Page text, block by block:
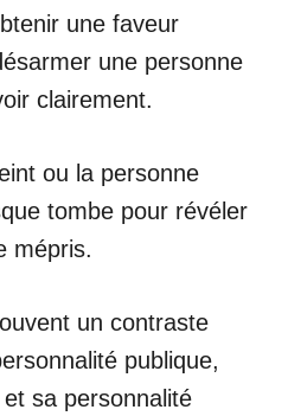
une faveur
une personne
clairement.
ou la personne
tombe pour révéler
mépris.
un contraste
publique,
sa personnalité